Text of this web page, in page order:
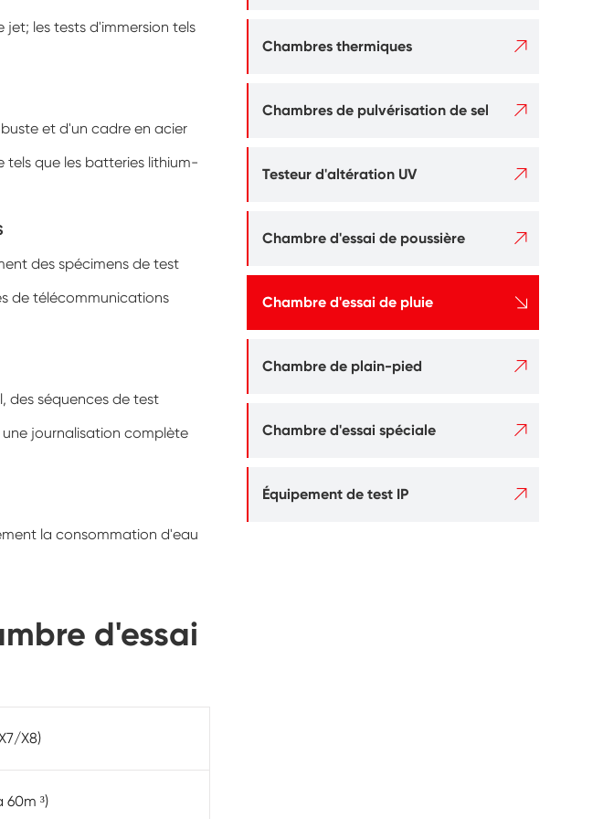
d'essai
les tests d'immersion tels
et d'un cadre en acier
que les batteries lithium-
des spécimens de test
de télécommunications
des séquences de test
journalisation complète
la consommation d'eau
d'essai
X8)
60m ³)
Chambres thermiques 
Chambres de pulvérisation de sel 
Testeur d'altération UV 
Chambre d'essai de poussière 
Chambre d'essai de pluie 
Chambre de plain-pied 
Chambre d'essai spéciale 
Équipement de test IP 